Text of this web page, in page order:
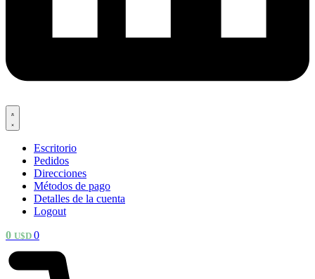
Escritorio
Pedidos
Direcciones
Métodos de pago
Detalles de la cuenta
Logout
0 U$D 0